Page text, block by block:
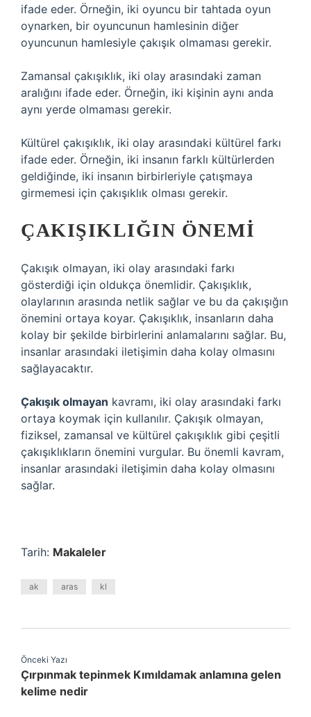
ifade eder. Örneğin, iki oyuncu bir tahtada oyun
oynarken, bir oyuncunun hamlesinin diğer
oyuncunun hamlesiyle çakışık olmaması gerekir.
Zamansal çakışıklık, iki olay arasındaki zaman
aralığını ifade eder. Örneğin, iki kişinin aynı anda
aynı yerde olmaması gerekir.
Kültürel çakışıklık, iki olay arasındaki kültürel farkı
ifade eder. Örneğin, iki insanın farklı kültürlerden
geldiğinde, iki insanın birbirleriyle çatışmaya
girmemesi için çakışıklık olması gerekir.
ÇAKIŞIKLIĞIN ÖNEMI
Çakışık olmayan, iki olay arasındaki farkı
gösterdiği için oldukça önemlidir. Çakışıklık,
olaylarının arasında netlik sağlar ve bu da çakışığın
önemini ortaya koyar. Çakışıklık, insanların daha
kolay bir şekilde birbirlerini anlamalarını sağlar. Bu,
insanlar arasındaki iletişimin daha kolay olmasını
sağlayacaktır.
Çakışık olmayan kavramı, iki olay arasındaki farkı
ortaya koymak için kullanılır. Çakışık olmayan,
fiziksel, zamansal ve kültürel çakışıklık gibi çeşitli
çakışıklıkların önemini vurgular. Bu önemli kavram,
insanlar arasındaki iletişimin daha kolay olmasını
sağlar.
Tarih: Makaleler
ak aras kl
Önceki Yazı
Çırpınmak tepinmek Kımıldamak anlamına gelen
kelime nedir